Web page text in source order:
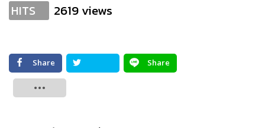
HITS 2619 views
Share
Share